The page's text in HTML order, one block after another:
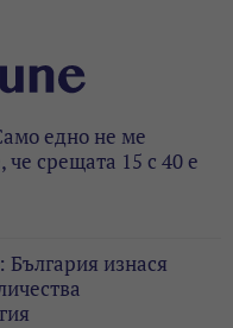
едно не ме
че срещата 15 с 40 е
изнася